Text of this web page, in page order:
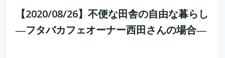
【2020/08/26】不便な田舎の自由な暮らし
―フタバカフェオーナー西田さんの場合―
withコロナ時代に入り、オンライン化が加速化すること
で、不便だと思われていた田舎も、不便に感じなくなって